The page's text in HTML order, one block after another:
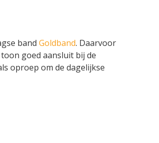
band Goldband. Daarvoor
goed aansluit bij de
oproep om de dagelijkse